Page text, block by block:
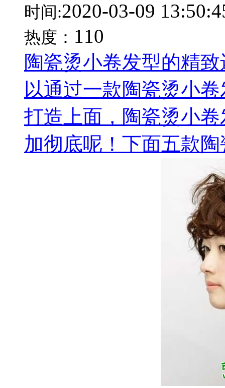
时间:2020-03-09
热度： 110
陶瓷烫小卷发型的精
以通过一款陶瓷烫小
打造上面，陶瓷烫小
加彻底呢！下面五款